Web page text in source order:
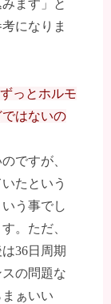
ます」と
になりま
っとホルモ
はないの
ですが、
たという
う事でし
。ただ、
36日周期
の問題な
ぁいい